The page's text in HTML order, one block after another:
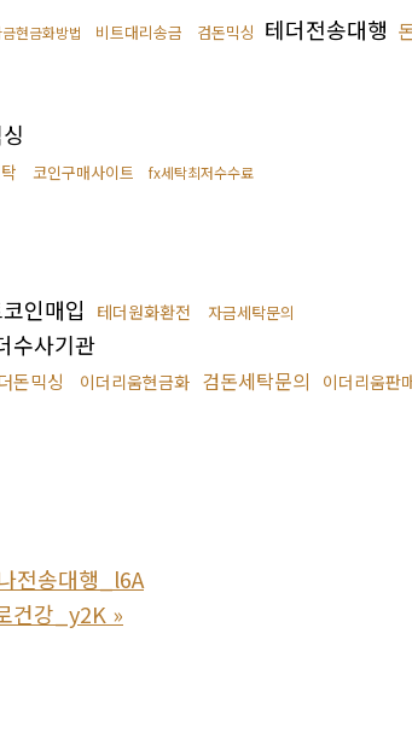
현금화방법 비트대리송금 검돈믹싱 테더전송대행
코인구매사이트 fx세탁최저수수료
인매입 테더원화환전 자금세탁문의
수사기관
돈믹싱 이더리움현금화 검돈세탁문의 이더리움판
전송대행_l6A
건강_y2K »